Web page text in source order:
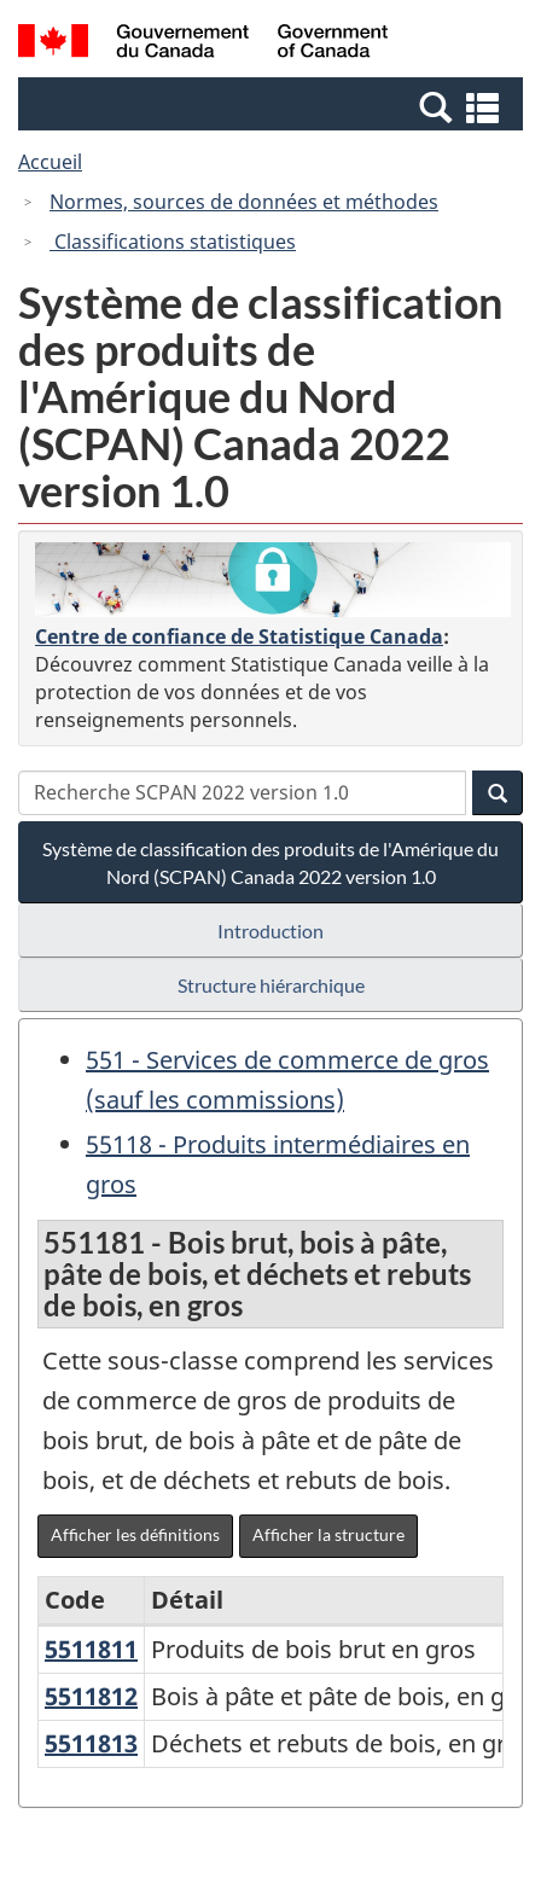
Passer
au
Passer
à
Canada
Recherche
et
et
Accueil
Normes, sources de données et méthodes
Classifications statistiques
Système de classification
des produits de
l'Amérique du Nord
(SCPAN) Canada 2022
version 1.0
Centre de confiance de Statistique Canada:
Découvrez comment Statistique Canada veille à la
protection de vos données et de vos
renseignements personnels.
Système de classification des produits de l'Amérique du
Nord (SCPAN) Canada 2022 version 1.0
Introduction
Structure hiérarchique
551 - Services de commerce de gros
(sauf les commissions)
55118 - Produits intermédiaires en
gros
551181 - Bois brut, bois à pâte,
pâte de bois, et déchets et rebuts
de bois, en gros
Cette sous-classe comprend les services
de commerce de gros de produits de
bois brut, de bois à pâte et de pâte de
bois, et de déchets et rebuts de bois.
Afficher les définitions Afficher la structure
Système
de
classification
des
produits
Code
Détail
5511811 Produits de bois brut en gros
Produits de bois brut en gros
5511812 Bois à pâte et pâte de bois, en
Bois à pâte et pâte de bois, en gros
5511813 Déchets et rebuts de bois, en
Déchets et rebuts de bois, en gros